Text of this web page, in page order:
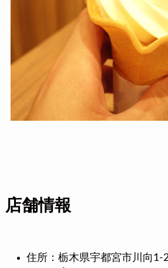
店舗情報
住所：栃木県宇都宮市川向1-